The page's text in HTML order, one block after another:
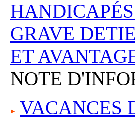
GRAVE
ET
NOTE
VACANCES